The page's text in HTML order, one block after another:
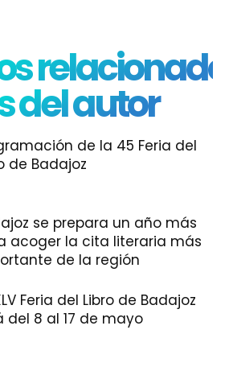
del autor
de la 45 Feria del
de Badajoz
se prepara un año más
acoger la cita literaria más
de la región
Feria del Libro de Badajoz
del 8 al 17 de mayo